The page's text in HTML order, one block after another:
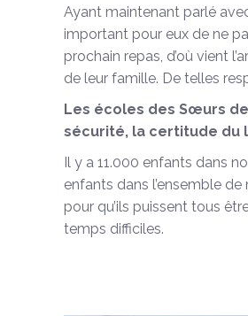
Ayant maintenant parlé
important pour eux de ne
prochain repas, d’où vient
de leur famille. De telles
Les écoles des Sœurs
sécurité, la certitude du
Il y a 11.000 enfants dans
enfants dans l’ensemble
pour qu’ils puissent tous
temps difficiles.